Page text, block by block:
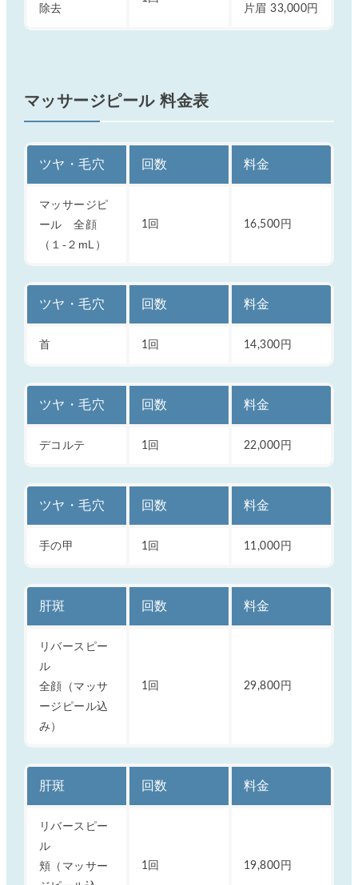
除去
片眉 33,000円
マッサージピール 料金表
ツヤ・毛穴 回数 料金
マッサージピ
ール 全顔
（１-２mL）
1回 16,500円
ツヤ・毛穴 回数 料金
首 1回 14,300円
ツヤ・毛穴 回数 料金
デコルテ 1回 22,000円
ツヤ・毛穴 回数 料金
手の甲 1回 11,000円
肝斑 回数 料金
リバースピー
ル
全顔（マッサ
ージピール込
み）
1回 29,800円
肝斑 回数 料金
リバースピー
ル
頬（マッサー
1回 19,800円